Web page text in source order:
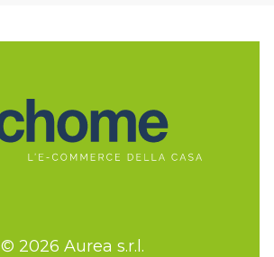
© 2026 Aurea s.r.l.